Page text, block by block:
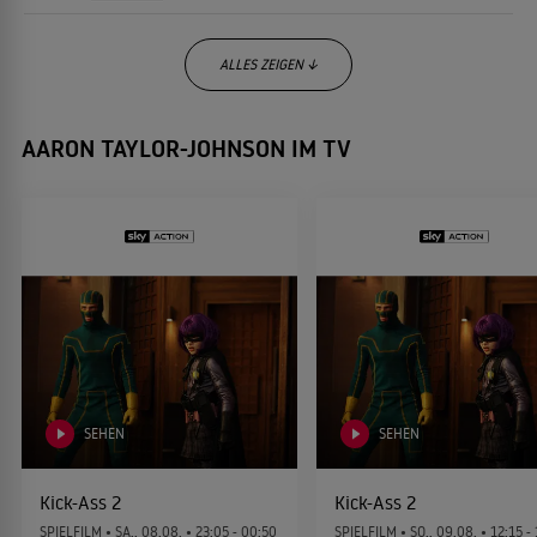
ALLES ZEIGEN ↓
2022 Bullet Train
2020 The King's Man: The Beginning
THRILLER
2020 Tenet
THRILLER
AARON TAYLOR-JOHNSON IM TV
SEHEN
Kick-Ass 2
SPIELFILM • SA., 08.08. • 23:05 - 00:50
SEHEN
Kick-Ass 2
SPIELFILM • SO., 09.08. • 12:15